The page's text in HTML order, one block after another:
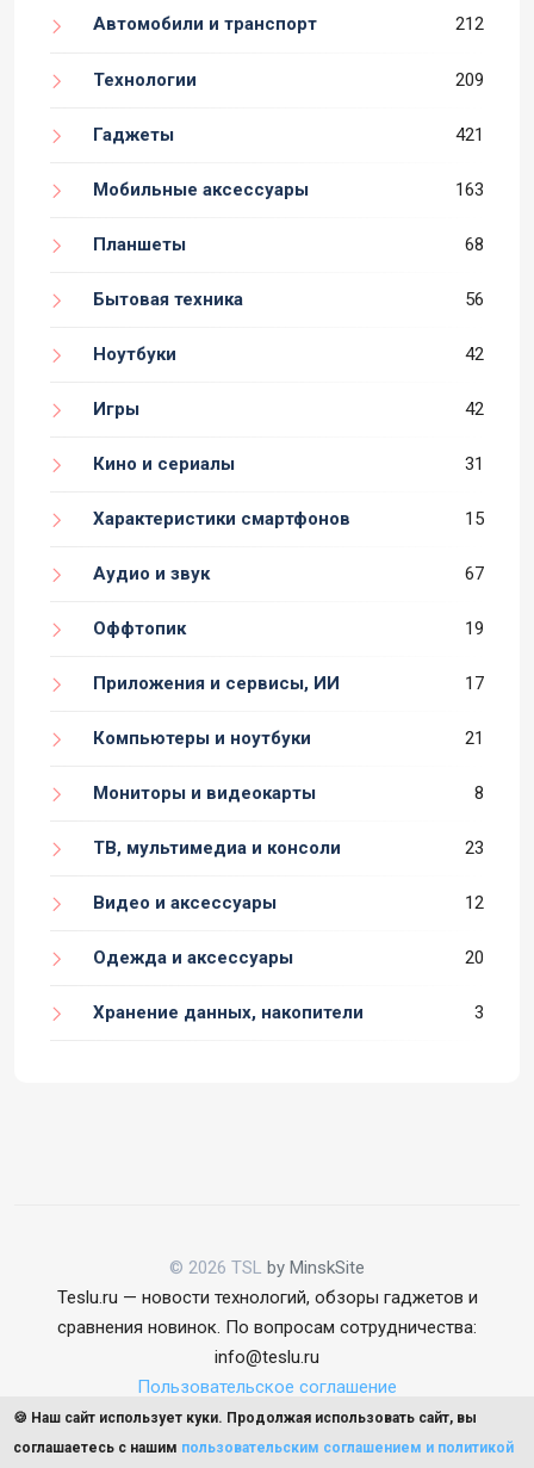
Автомобили и транспорт 212
Технологии 209
Гаджеты 421
Мобильные аксессуары 163
Планшеты 68
Бытовая техника 56
Ноутбуки 42
Игры 42
Кино и сериалы 31
Характеристики смартфонов 15
Аудио и звук 67
Оффтопик 19
Приложения и сервисы, ИИ 17
Компьютеры и ноутбуки 21
Мониторы и видеокарты 8
ТВ, мультимедиа и консоли 23
Видео и аксессуары 12
Одежда и аксессуары 20
Хранение данных, накопители 3
© 2026 TSL by MinskSite
Teslu.ru — новости технологий, обзоры гаджетов и
сравнения новинок. По вопросам сотрудничества:
info@teslu.ru
Пользовательское соглашение
🍪 Наш сайт использует куки. Продолжая использовать сайт, вы
соглашаетесь с нашим пользовательским соглашением и политикой